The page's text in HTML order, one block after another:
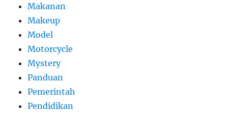
Makanan
Makeup
Model
Motorcycle
Mystery
Panduan
Pemerintah
Pendidikan